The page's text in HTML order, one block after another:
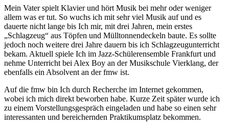
Mein Vater spielt Klavier und hört Musik bei mehr oder weniger
allem was er tut. So wuchs ich mit sehr viel Musik auf und es
dauerte nicht lange bis Ich mir, mit drei Jahren, mein erstes
„Schlagzeug“ aus Töpfen und Mülltonnendeckeln baute. Es sollte
jedoch noch weitere drei Jahre dauern bis ich Schlagzeugunterricht
bekam. Aktuell spiele Ich im Jazz-Schülerensemble Frankfurt und
nehme Unterricht bei Alex Boy an der Musikschule Vierklang, der
ebenfalls ein Absolvent an der fmw ist.
Auf die fmw bin Ich durch Recherche im Internet gekommen,
wobei ich mich direkt beworben habe. Kurze Zeit später wurde ich
zu einem Vorstellungsgespräch eingeladen und habe so einen sehr
interessanten und bereichernden Praktikumsplatz bekommen.